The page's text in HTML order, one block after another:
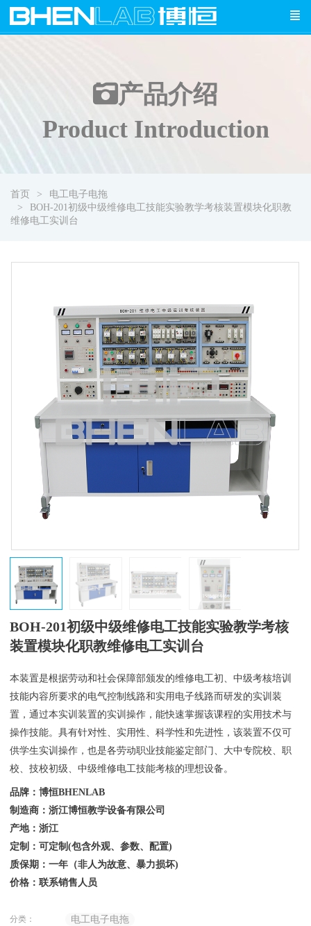
产品介绍
Product Introduction
首页
电工电子电拖
BOH-201初级中级维修电工技能实验教学考核装置模块化职教
维修电工实训台
BOH-201初级中级维修电工技能实验教学考核
装置模块化职教维修电工实训台
本装置是根据劳动和社会保障部颁发的维修电工初、中级考核培训
技能内容所要求的电气控制线路和实用电子线路而研发的实训装
置，通过本实训装置的实训操作，能快速掌握该课程的实用技术与
操作技能。具有针对性、实用性、科学性和先进性，该装置不仅可
供学生实训操作，也是各劳动职业技能鉴定部门、大中专院校、职
校、技校初级、中级维修电工技能考核的理想设备。
品牌：博恒BHENLAB
制造商：浙江博恒教学设备有限公司
产地：浙江
定制：可定制(包含外观、参数、配置)
质保期：一年（非人为故意、暴力损坏)
价格：联系销售人员
分类： 电工电子电拖